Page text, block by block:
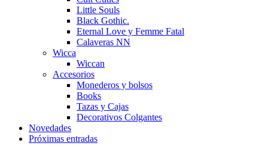
Little Souls
Black Gothic.
Eternal Love y Femme Fatal
Calaveras NN
Wicca
Wiccan
Accesorios
Monederos y bolsos
Books
Tazas y Cajas
Decorativos Colgantes
Novedades
Próximas entradas